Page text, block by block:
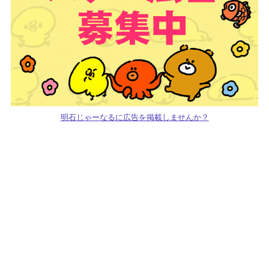
明石じゃーなるに広告を掲載しませんか？